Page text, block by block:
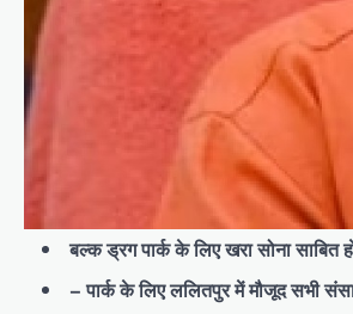
बल्क ड्रग पार्क के लिए खरा सोना
– पार्क के लिए ललितपुर में मौजूद सभी